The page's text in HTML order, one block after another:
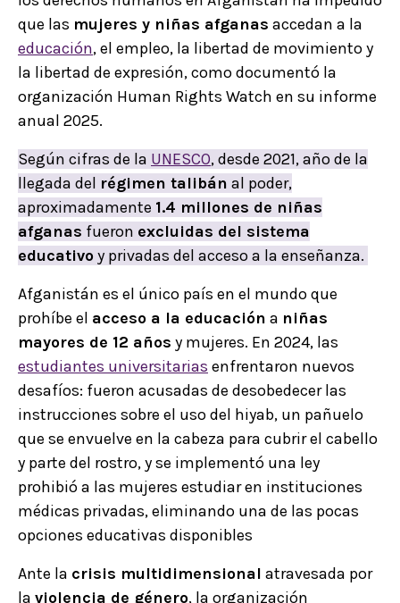
que las mujeres y niñas afganas accedan a la
educación, el empleo, la libertad de movimiento y
la libertad de expresión, como documentó la
organización Human Rights Watch en su informe
anual 2025.
Según cifras de la UNESCO, desde 2021, año de la
llegada del régimen talibán al poder,
aproximadamente 1.4 millones de niñas
afganas fueron excluidas del sistema
educativoy privadas del acceso a la enseñanza.
Afganistán es el único país en el mundo que
prohíbe el acceso a la educación a niñas
mayores de 12 años y mujeres. En 2024, las
estudiantes universitarias enfrentaron nuevos
desafíos: fueron acusadas de desobedecer las
instrucciones sobre el uso del hiyab, un pañuelo
que se envuelve en la cabeza para cubrir el cabello
y parte del rostro, y se implementó una ley
prohibió a las mujeres estudiar en instituciones
médicas privadas, eliminando una de las pocas
opciones educativas disponibles
Ante la crisis multidimensional atravesada por
la violencia de género, la organización